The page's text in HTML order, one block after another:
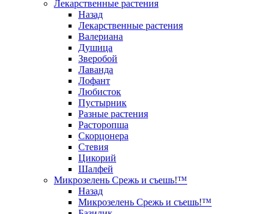
Лекарственные растения
Назад
Лекарственные растения
Валериана
Душица
Зверобой
Лаванда
Лофант
Любисток
Пустырник
Разные растения
Расторопша
Скорцонера
Стевия
Цикорий
Шалфей
Микрозелень Срежь и съешь!™
Назад
Микрозелень Срежь и съешь!™